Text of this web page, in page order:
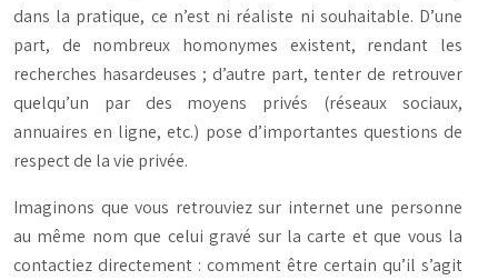
dans la pratique, ce n’est ni réaliste ni souhaitable. D’une
part, de nombreux homonymes existent, rendant les
recherches hasardeuses ; d’autre part, tenter de retrouver
quelqu’un par des moyens privés (réseaux sociaux,
annuaires en ligne, etc.) pose d’importantes questions de
respect de la vie privée.
Imaginons que vous retrouviez sur internet une personne
au même nom que celui gravé sur la carte et que vous la
contactiez directement : comment être certain qu’il s’agit